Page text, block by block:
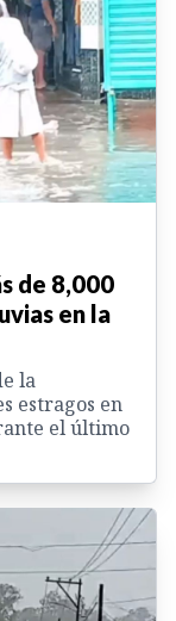
de 8,000
en la
la
estragos en
el último